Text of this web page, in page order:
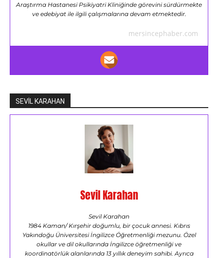
Araştırma Hastanesi Psikiyatri Kliniğinde görevini sürdürmekte
ve edebiyat ile ilgili çalışmalarına devam etmektedir.
mersincephaber.com
SEVİL KARAHAN
Sevil Karahan
Sevil Karahan
1984 Kaman/ Kırşehir doğumlu, bir çocuk annesi. Kıbrıs
Yakındoğu Üniversitesi İngilizce Öğretmenliği mezunu. Özel
okullar ve dil okullarında İngilizce öğretmenliği ve
koordinatörlük alanlarında 13 yıllık deneyim sahibi. Ayrıca